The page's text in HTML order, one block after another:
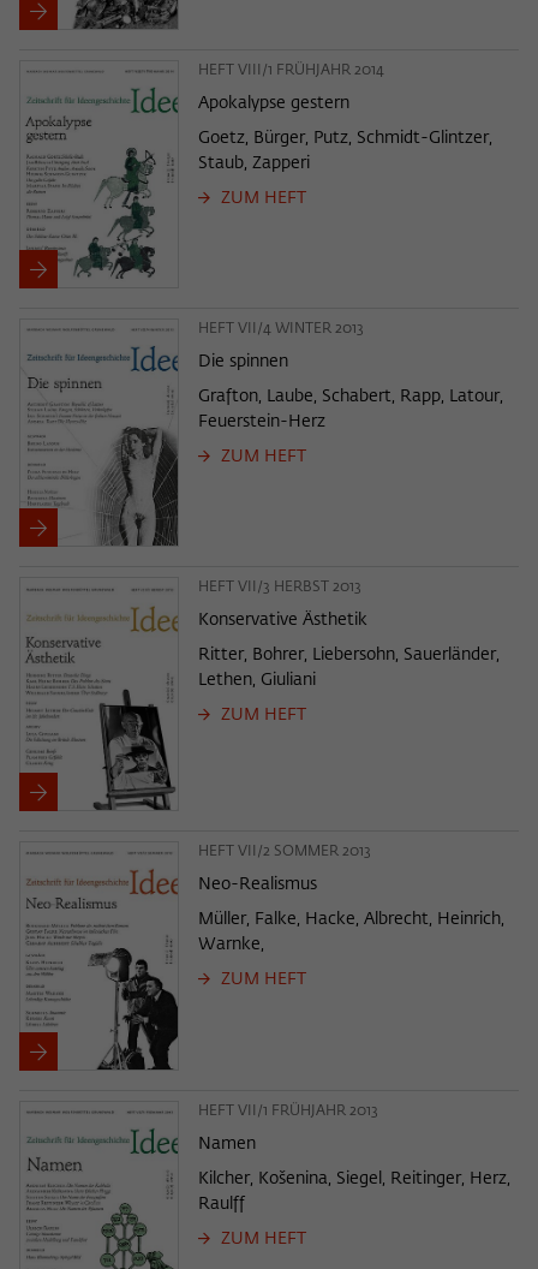
HEFT VIII/1 FRÜHJAHR 2014
Apokalypse gestern
Goetz, Bürger, Putz, Schmidt-Glintzer,
Staub, Zapperi
ZUM HEFT
HEFT VII/4 WINTER 2013
Die spinnen
Grafton, Laube, Schabert, Rapp, Latour,
Feuerstein-Herz
ZUM HEFT
HEFT VII/3 HERBST 2013
Konservative Ästhetik
Ritter, Bohrer, Liebersohn, Sauerländer,
Lethen, Giuliani
ZUM HEFT
HEFT VII/2 SOMMER 2013
Neo-Realismus
Müller, Falke, Hacke, Albrecht, Heinrich,
Warnke,
ZUM HEFT
HEFT VII/1 FRÜHJAHR 2013
Namen
Kilcher, Košenina, Siegel, Reitinger, Herz,
Raulff
ZUM HEFT